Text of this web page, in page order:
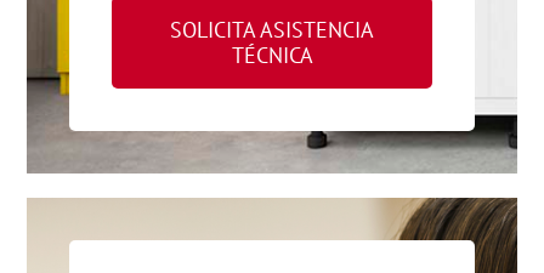
SOLICITA ASISTENCIA
TÉCNICA